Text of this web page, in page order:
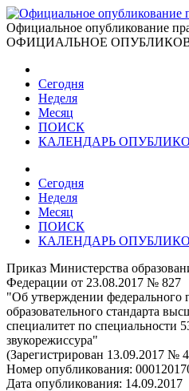
Официальное опубликование
ОФИЦИАЛЬНОЕ
Сегодня
Неделя
Месяц
ПОИСК
КАЛЕНДАРЬ
Сегодня
Неделя
Месяц
ПОИСК
КАЛЕНДАРЬ
Приказ Министерства
Федерации от 23.08.2017 № 827
"Об утверждении федерального
образовательного стандарта
специалитет по специальности
звукорежиссура"
(Зарегистрирован 13.09.2017 №
Номер опубликования:
Дата опубликования: 14.09.2017